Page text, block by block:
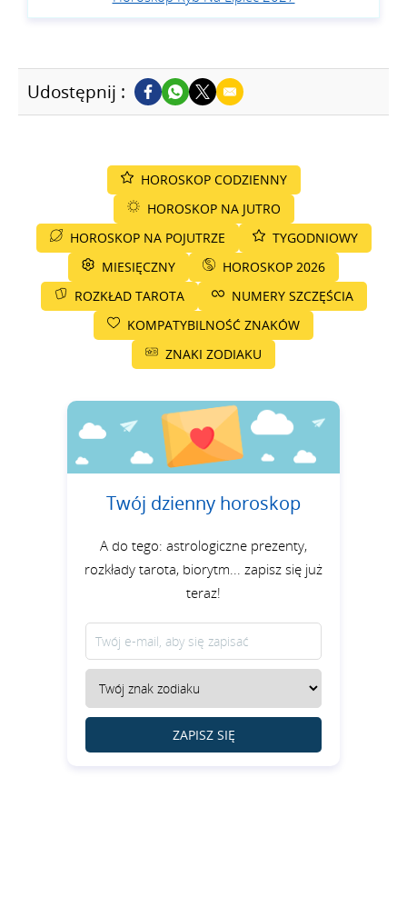
Udostępnij :
HOROSKOP CODZIENNY
HOROSKOP NA JUTRO
HOROSKOP NA POJUTRZE
TYGODNIOWY
MIESIĘCZNY
HOROSKOP 2026
ROZKŁAD TAROTA
NUMERY SZCZĘŚCIA
KOMPATYBILNOŚĆ ZNAKÓW
ZNAKI ZODIAKU
Twój dzienny horoskop
A do tego: astrologiczne prezenty,
rozkłady tarota, biorytm... zapisz się już
teraz!
ZAPISZ SIĘ